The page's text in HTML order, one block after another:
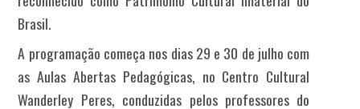
Brasil.
A programação começa nos dias 29 e 30 de julho com
as Aulas Abertas Pedagógicas, no Centro Cultural
Wanderley Peres, conduzidas pelos professores do